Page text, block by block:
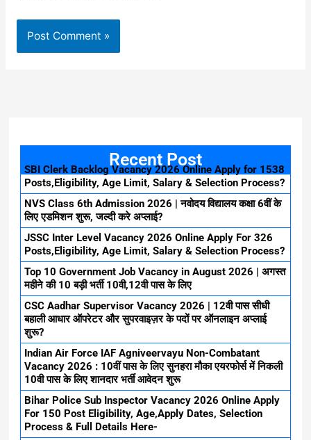
Recent Post
SBI Clerk Backlog Vacancy 2026 Online Apply for 1538
Posts,Eligibility, Age Limit, Salary & Selection Process?
NVS Class 6th Admission 2026 | नवोदय विद्यालय कक्षा 6वीं के
लिए एडमिशन शुरू, जल्दी करे अप्लाई?
JSSC Inter Level Vacancy 2026 Online Apply For 326
Posts,Eligibility, Age Limit, Salary & Selection Process?
Top 10 Government Job Vacancy in August 2026 | अगस्त
महीने की 10 बड़ी भर्ती 10वी,12वी पास के लिए
CSC Aadhar Supervisor Vacancy 2026 | 12वी पास सीधी
बहाली आधार ऑपरेटर और सुपरवाइज़र के पदों पर ऑनलाइन अप्लाई
शुरू?
Indian Air Force IAF Agniveervayu Non-Combatant
Vacancy 2026 : 10वीं पास के लिए सुनहरा मौका एयरफोर्स में निकली
10वी पास के लिए शानदार भर्ती आवेदन शुरू
Bihar Police Sub Inspector Vacancy 2026 Online Apply
For 150 Post Eligibility, Age,Apply Dates, Selection
Process & Full Details Here-